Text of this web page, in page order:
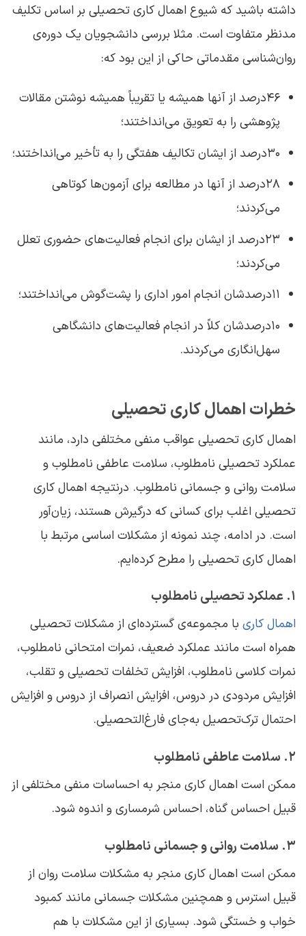
داشته باشید که شیوع اهمال‌ کاری تحصیلی بر اساس تکلیف
مدنظر متفاوت است. مثلا بررسی دانشجویان یک دوره‌ی
روان‌شناسی مقدماتی حاکی از این بود که:
۴۶درصد از آنها همیشه یا تقریباً همیشه نوشتن مقالات
پژوهشی را به تعویق می‌انداختند؛
۳۰درصد از ایشان تکالیف هفتگی را به تأخیر می‌‌انداختند؛
۲۸درصد از آنها در مطالعه برای آزمون‌ها کوتاهی
می‌کردند؛
۲۳درصد از ایشان برای انجام فعالیت‌های حضوری تعلل
می‌کردند؛
۱۱درصدشان انجام امور اداری را پشت‌گوش می‌انداختند؛
۱۰درصدشان کلاً در انجام فعالیت‌های دانشگاهی
سهل‌انگاری می‌کردند.
خطرات اهمال ‌کاری تحصیلی
اهمال‌ کاری تحصیلی عواقب منفی مختلفی دارد، مانند
عملکرد تحصیلی نامطلوب، سلامت عاطفی نامطلوب و
سلامت روانی و جسمانی نامطلوب. درنتیجه اهمال‌ کاری
تحصیلی اغلب برای کسانی که درگیرش هستند، زیان‌آور
است. در ادامه، چند نمونه از مشکلات اساسی مرتبط با
اهمال‌ کاری تحصیلی را مطرح کرده‌ایم.
۱. عملکرد تحصیلی نامطلوب
اهمال ‌کاری با مجموعه‌ی گسترده‌ای از مشکلات تحصیلی
همراه است مانند عملکرد ضعیف، نمرات امتحانی نامطلوب،
نمرات کلاسی نامطلوب، افزایش تخلفات تحصیلی و تقلب،
افزایش مردودی در دروس، افزایش انصراف از دروس و افزایش
احتمال ترک‌تحصیل به‌جای فارغ‌التحصیلی.
۲. سلامت عاطفی نامطلوب
ممکن است اهمال ‌کاری منجر به احساسات منفی مختلفی از
قبیل احساس گناه، احساس شرمساری و اندوه شود.
۳. سلامت روانی و جسمانی نامطلوب
ممکن است اهمال‌ کاری منجر به مشکلات سلامت روان از
قبیل استرس و همچنین مشکلات جسمانی مانند کمبود
خواب و خستگی شود. بسیاری از این مشکلات با هم